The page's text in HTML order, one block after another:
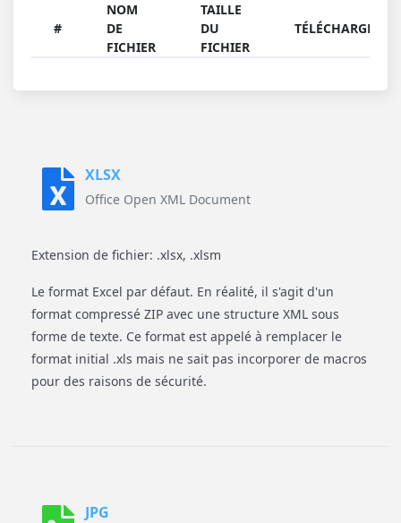
#
NOM
DE
FICHIER
TAILLE
DU
FICHIER
TÉLÉCHARGER
XLSX
Office Open XML Document
Extension de fichier: .xlsx, .xlsm
Le format Excel par défaut. En réalité, il s'agit d'un
format compressé ZIP avec une structure XML sous
forme de texte. Ce format est appelé à remplacer le
format initial .xls mais ne sait pas incorporer de macros
pour des raisons de sécurité.
JPG